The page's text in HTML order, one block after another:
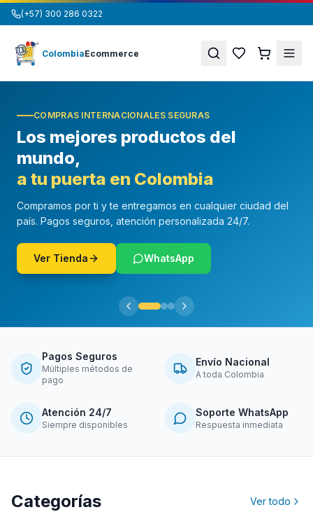
(+57) 300 286 0322
ColombiaEcommerce
COMPRAS INTERNACIONALES SEGURAS
Los mejores productos del
mundo,
a tu puerta en Colombia
Compramos por ti y te entregamos en cualquier ciudad del
país. Pagos seguros, atención personalizada 24/7.
Ver Tienda WhatsApp
Pagos Seguros
Múltiples métodos de
pago
Envío Nacional
A toda Colombia
Atención 24/7
Siempre disponibles
Soporte WhatsApp
Respuesta inmediata
Categorías Ver todo